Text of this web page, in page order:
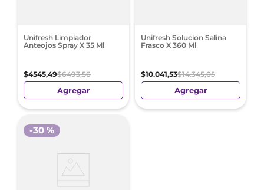
Unifresh Limpiador
Anteojos Spray X 35 Ml
$4545,49$6493,56
Agregar
Unifresh Solucion Salina
Frasco X 360 Ml
$10.041,53$14.345,05
Agregar
-30 %